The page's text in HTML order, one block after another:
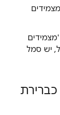
יש סמל